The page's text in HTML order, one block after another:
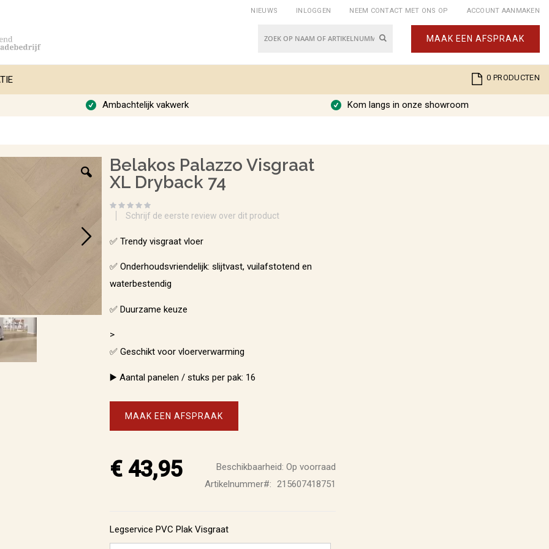
NIEUWS INLOGGEN NEEM CONTACT MET ONS OP ACCOUNT AANMAKEN
Cart
0 PRODUCTEN
Zoek MAAK EEN AFSPRAAK
Ambachtelijk vakwerk Kom langs in onze showroom
Belakos Palazzo Visgraat
XL Dryback 74
Schrijf de eerste review over dit product
✅ Trendy visgraat vloer
✅ Onderhoudsvriendelijk: slijtvast, vuilafstotend en
waterbestendig
✅ Duurzame keuze
>
✅ Geschikt voor vloerverwarming
▶️ Aantal panelen / stuks per pak: 16
MAAK EEN AFSPRAAK
€ 43,95 Beschikbaarheid: Op voorraad
Artikelnummer
215607418751
Legservice PVC Plak Visgraat